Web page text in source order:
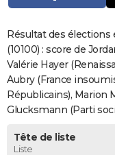
S'inscrire
Se connecter
Lycées
Collèges
Primaires
Universités
Entreprises
Service militaire
Avis de recherche
AVIS DE DÉCÈS
FORUM
Bricolage
Lifestyle
Culture
SportAuto
Television
Voyage
Cinema
Résultat des
(10100) : score de
Valérie Hayer
Aubry (France
Républicains), Marion
Glucksmann (Parti
Tête de liste
Liste